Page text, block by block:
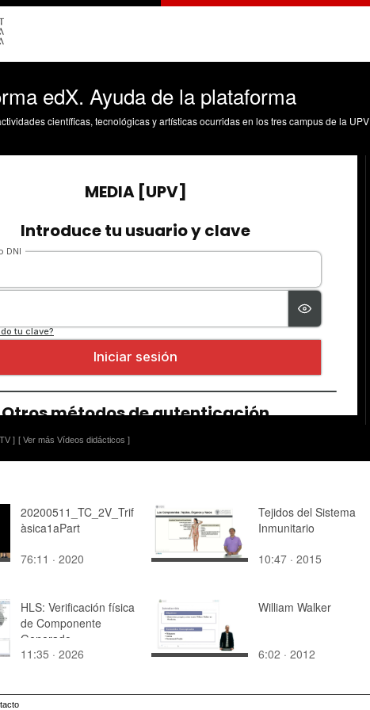
edX. Ayuda de la plataforma
científicas, tecnológicas y artísticas ocurridas en los tres campus de la UPV
] [ Ver más Vídeos didácticos ]
20200511_TC_2V_Trif
àsica1aPart
76:11 · 2020
Tejidos del Sistema
Inmunitario
10:47 · 2015
HLS: Verificación física
de Componente
Generado
11:35 · 2026
William Walker
6:02 · 2012